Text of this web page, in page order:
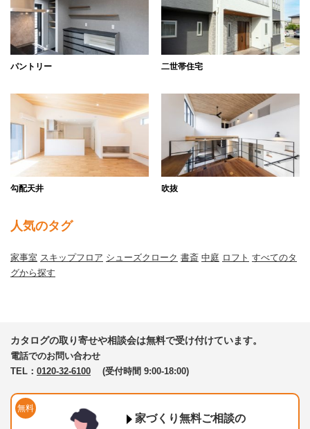
パントリー 二世帯住宅
勾配天井 吹抜
人気のタグ
家事室 スキップフロア シューズクローク 書斎 中庭 ロフト すべてのタ
グから探す
カタログの取り寄せや相談会は無料で受け付けています。
電話でのお問い合わせ
TEL： 0120-32-6100 (受付時間 9:00-18:00)
無料
家づくり無料ご相談の